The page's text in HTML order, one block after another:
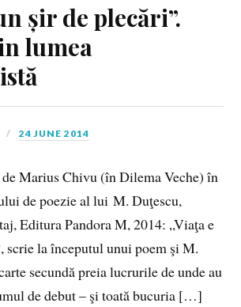
șir de plecări”.
lumea
24 JUNE 2014
de Marius Chivu (în Dilema Veche) în
de poezie al lui M. Duţescu,
Editura Pandora M, 2014: „Viaţa e
scrie la începutul unui poem şi M.
secundă preia lucrurile de unde au
de debut – şi toată bucuria […]